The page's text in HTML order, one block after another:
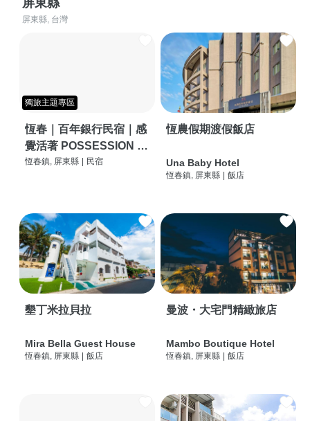
屏東縣, 台灣
獨旅主題專區
恆春｜百年銀行民宿｜感
覺活著 POSSESSION |
背包客棧 | 恆春必住特色
恆春鎮, 屏東縣 民宿
恆農假期渡假飯店
Una Baby Hotel
恆春鎮, 屏東縣 飯店
墾丁米拉貝拉
Mira Bella Guest House
恆春鎮, 屏東縣 飯店
曼波・大宅門精緻旅店
Mambo Boutique Hotel
恆春鎮, 屏東縣 飯店